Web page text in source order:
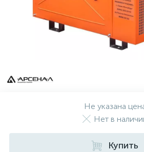
Не указана
Нет в
Купить